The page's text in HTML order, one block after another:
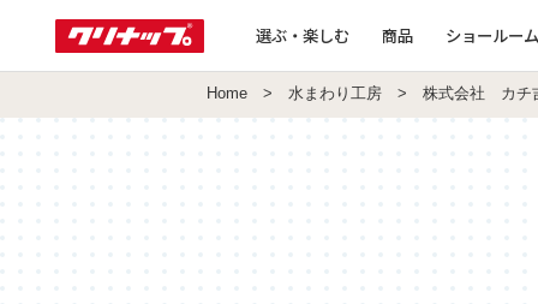
選ぶ・楽しむ 商品 ショールー
Home > 水まわり工房 > 株式会社 カチ